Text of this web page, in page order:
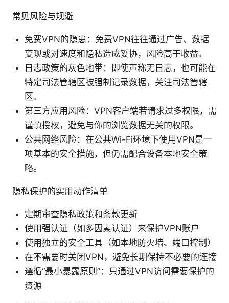
常见风险与规避
免费VPN的隐患：免费VPN往往通过广告、数据
变现或对速度和隐私造成妥协，风险高于收益。
日志政策的灰色地带：即使声称无日志，也可能在
特定司法管辖区被强制记录数据，关注司法管辖
区。
第三方应用风险：VPN客户端若请求过多权限，需
谨慎授权，避免与你的浏览数据无关的权限。
公共网络风险：在公共Wi-Fi环境下使用VPN是一
项基本的安全措施，但仍需配合设备本地安全策
略。
隐私保护的实用动作清单
定期审查隐私政策和条款更新
使用强认证（如多因素认证）来保护VPN账户
使用独立的安全工具（如本地防火墙、端口控制）
在不需要时关闭VPN，避免长期保持不必要的连接
遵循“最小暴露原则”：只通过VPN访问需要保护的
资源